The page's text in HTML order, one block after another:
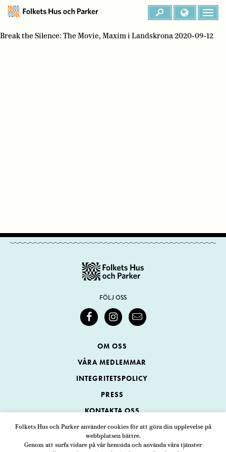
Folkets Hus och Parker använder cookies för att göra din upplevelse på
webbplatsen bättre.
Genom att surfa vidare på vår hemsida och använda våra tjänster
Break the Silence: The Movie, Maxim i Landskrona 2020-09-12
FÖLJ OSS
OM OSS
VÅRA MEDLEMMAR
INTEGRITETSPOLICY
PRESS
KONTAKTA OSS
Folkets Hus och Parker